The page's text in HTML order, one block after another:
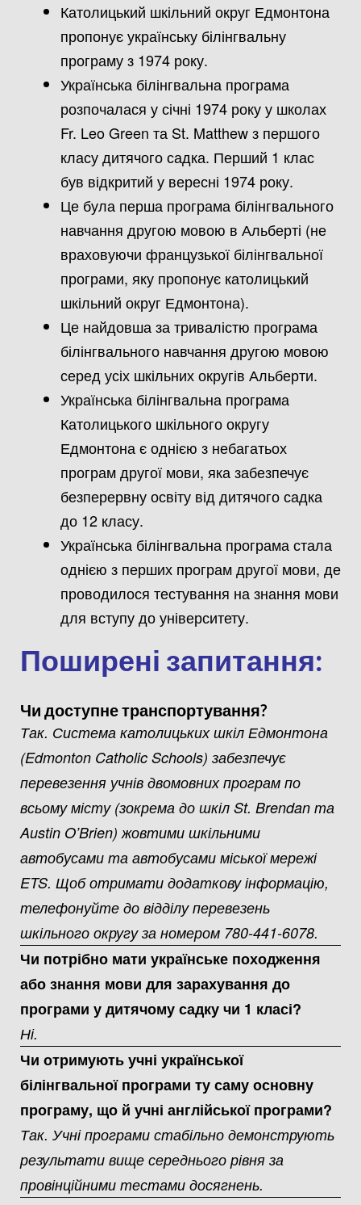
Католицький шкільний округ Едмонтона
пропонує українську білінгвальну
програму з 1974 року.
Українська білінгвальна програма
розпочалася у січні 1974 року у школах
Fr. Leo Green та St. Matthew з першого
класу дитячого садка. Перший 1 клас
був відкритий у вересні 1974 року.
Це була перша програма білінгвального
навчання другою мовою в Альберті (не
враховуючи французької білінгвальної
програми, яку пропонує католицький
шкільний округ Едмонтона).
Це найдовша за тривалістю програма
білінгвального навчання другою мовою
серед усіх шкільних округів Альберти.
Українська білінгвальна програма
Католицького шкільного округу
Едмонтона є однією з небагатьох
програм другої мови, яка забезпечує
безперервну освіту від дитячого садка
до 12 класу.
Українська білінгвальна програма стала
однією з перших програм другої мови, де
проводилося тестування на знання мови
для вступу до університету.
Поширені запитання:
Чи доступне транспортування?
Так. Система католицьких шкіл Едмонтона
(Edmonton Catholic Schools) забезпечує
перевезення учнів двомовних програм по
всьому місту (зокрема до шкіл St. Brendan та
Austin O’Brien) жовтими шкільними
автобусами та автобусами міської мережі
ETS. Щоб отримати додаткову інформацію,
телефонуйте до відділу перевезень
шкільного округу за номером 780-441-6078.
Чи потрібно мати українське походження
або знання мови для зарахування до
програми у дитячому садку чи 1 класі?
Ні.
Чи отримують учні української
білінгвальної програми ту саму основну
програму, що й учні англійської програми?
Так. Учні програми стабільно демонструють
результати вище середнього рівня за
провінційними тестами досягнень.